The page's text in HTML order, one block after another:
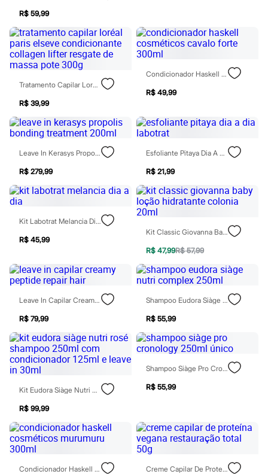
Em alta
Dia dos Pais
Inverno
Novidades
Roupas
Bermudas
Camisas
Calças
Camisetas e Regatas
Casacos e Jaquetas
Jeans
Polos
Bolsas e Mochilas
Chapéus e Bonés
Cintos
Carteiras
Óculos
Relógios
Calçados
Chinelos
Sandálias e Papetes
Tênis
Moda esportiva
Acessórios
Bermudas
Camisetas
Calças
Calçados
Regatas
Moda íntima
Cuecas
Pijamas
Moda praia
Personagens
Plus size
Blusas e Camisetas
Calças
Camisas
Casacos e Jaquetas
R$ 59,99
Tratamento Capilar Loréal Paris Elseve Condicionante Collagen Lifter Resgate De Massa Pote 300g
R$ 39,99
Condicionador Haskell Cosméticos Cavalo Forte 300ml
R$ 49,99
Leave In Kerasys Propolis Bonding Treatment 200ml
R$ 279,99
Esfoliante Pitaya Dia A Dia Labotrat
R$ 21,99
Kit Labotrat Melancia Dia A Dia
R$ 45,99
Kit Classic Giovanna Baby Loção Hidratante Colonia 20ml
R$ 47,99R$ 57,99
Leave In Capilar Creamy Peptide Repair Hair
R$ 79,99
Shampoo Eudora Siàge Nutri Complex 250ml
R$ 55,99
Kit Eudora Siàge Nutri Rosé Shampoo 250ml Com Condicionador 125ml E Leave In 30ml
R$ 99,99
Shampoo Siàge Pro Cronology 250ml Único
R$ 55,99
Condicionador Haskell Cosméticos Murumuru 300ml Creme Capilar De Proteína Vegana Restauração Total 50g